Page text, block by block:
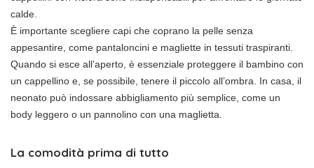
calde.
È importante scegliere capi che coprano la pelle senza
appesantire, come pantaloncini e magliette in tessuti traspiranti.
Quando si esce all’aperto, è essenziale proteggere il bambino con
un cappellino e, se possibile, tenere il piccolo all’ombra. In casa, il
neonato può indossare abbigliamento più semplice, come un
body leggero o un pannolino con una maglietta.
La comodità prima di tutto